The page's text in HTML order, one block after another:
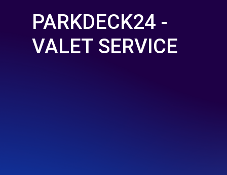
PARKDECK24 -
VALET SERVICE